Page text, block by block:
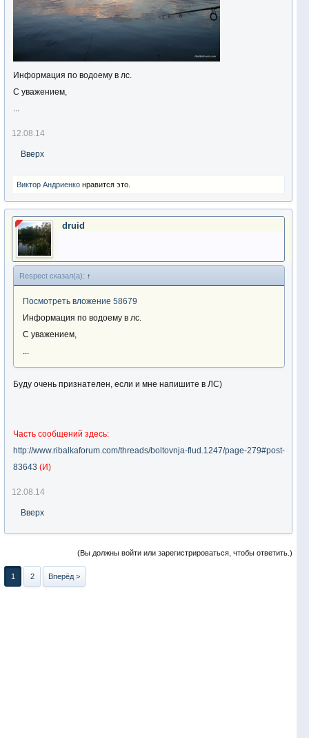
Информация по водоему в лс.
С уважением,
...
12.08.14
Вверх
Виктор Андриенко нравится это.
druid
Respect сказал(а): ↑
Посмотреть вложение 58679
Информация по водоему в лс.
С уважением,
...
Буду очень признателен, если и мне напишите в ЛС)
Часть сообщений здесь:
http://www.ribalkaforum.com/threads/boltovnja-flud.1247/page-279#post-
83643 (И)
12.08.14
Вверх
(Вы должны войти или зарегистрироваться, чтобы ответить.)
1 2 Вперёд >